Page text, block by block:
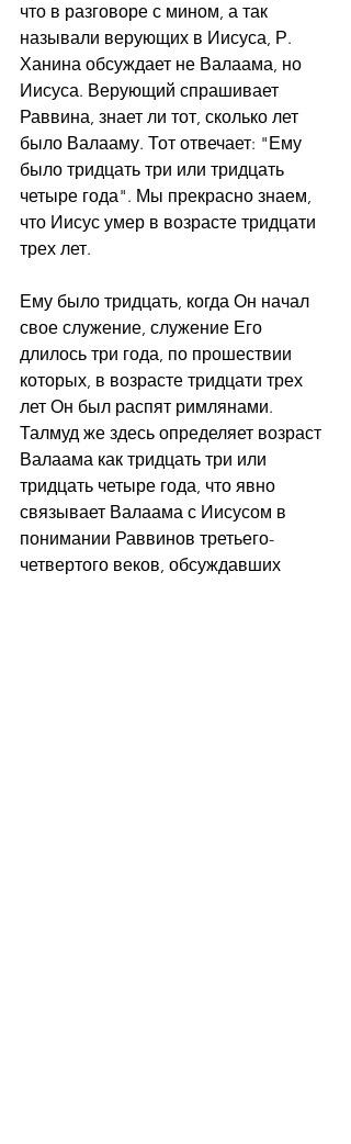
что в разговоре с мином, а так
называли верующих в Иисуса, Р.
Ханина обсуждает не Валаама, но
Иисуса. Верующий спрашивает
Раввина, знает ли тот, сколько лет
было Валааму. Тот отвечает: "Ему
было тридцать три или тридцать
четыре года". Мы прекрасно знаем,
что Иисус умер в возрасте тридцати
трех лет.
Ему было тридцать, когда Он начал
свое служение, служение Его
длилось три года, по прошествии
которых, в возрасте тридцати трех
лет Он был распят римлянами.
Талмуд же здесь определяет возраст
Валаама как тридцать три или
тридцать четыре года, что явно
связывает Валаама с Иисусом в
понимании Раввинов третьего-
четвертого веков, обсуждавших